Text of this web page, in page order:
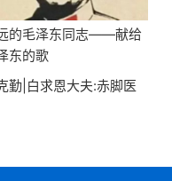
的毛泽东同志——献给
东的歌
勤|白求恩大夫:赤脚医